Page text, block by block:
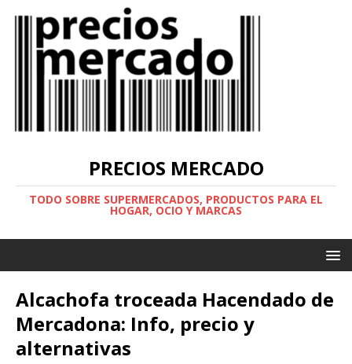
PRECIOS MERCADO
TODO SOBRE SUPERMERCADOS, PRODUCTOS PARA EL
HOGAR, OCIO Y MARCAS
Alcachofa troceada Hacendado de
Mercadona: Info, precio y
alternativas